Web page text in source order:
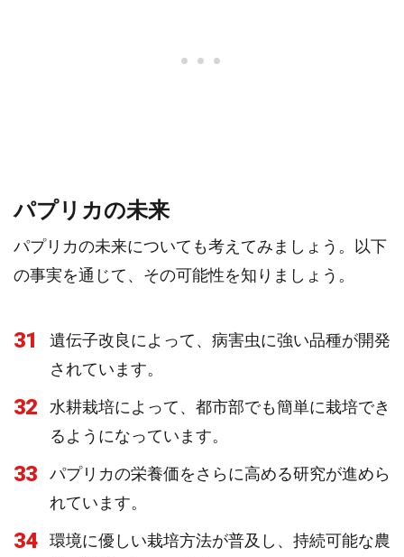
パプリカの未来
パプリカの未来についても考えてみましょう。以下
の事実を通じて、その可能性を知りましょう。
31
遺伝子改良によって、病害虫に強い品種が開発
されています。
32
水耕栽培によって、都市部でも簡単に栽培でき
るようになっています。
33
パプリカの栄養価をさらに高める研究が進めら
れています。
34
環境に優しい栽培方法が普及し、持続可能な農